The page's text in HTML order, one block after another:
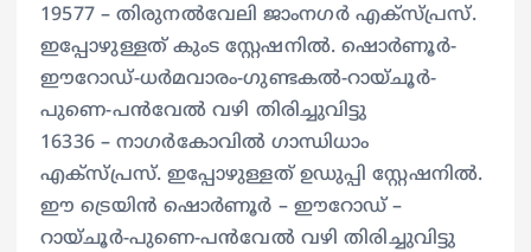
19577 – തിരുനൽവേലി ജാംനഗര്‍ എക്സ്പ്രസ്.
ഇപ്പോഴുള്ളത് കുംട സ്റ്റേഷനിൽ. ഷൊര്‍ണൂര്‍-
ഈറോഡ്-ധര്‍മവാരം-ഗുണ്ടകൽ-റായ്‌ചൂര്‍-
പുണെ-പൻവേൽ വഴി തിരിച്ചുവിട്ടു
16336 – നാഗര്‍കോവിൽ ഗാന്ധിധാം
എക്സ്പ്രസ്. ഇപ്പോഴുള്ളത് ഉഡുപ്പി സ്റ്റേഷനിൽ.
ഈ ട്രെയിൻ ഷൊര്‍ണൂര്‍ – ഈറോഡ് –
റായ്‌ചൂര്‍-പുണെ-പൻവേൽ വഴി തിരിച്ചുവിട്ടു